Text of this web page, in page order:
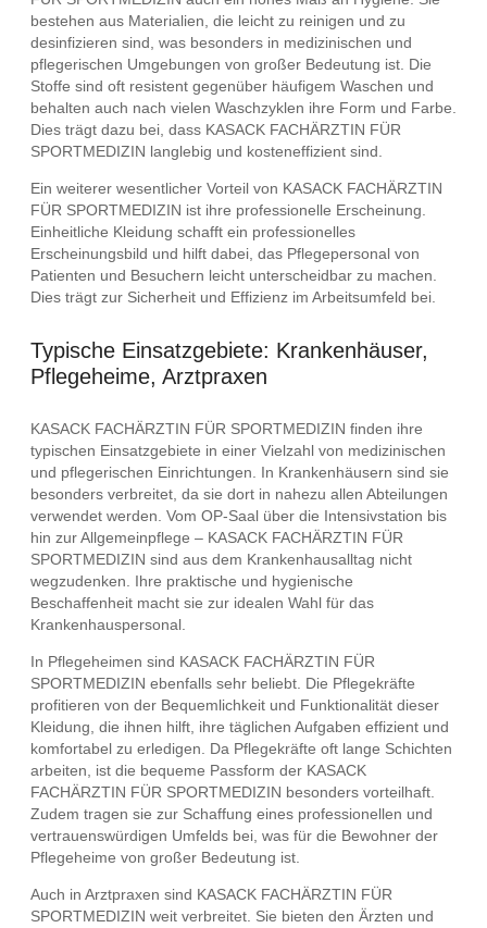
bestehen aus Materialien, die leicht zu reinigen und zu
desinfizieren sind, was besonders in medizinischen und
pflegerischen Umgebungen von großer Bedeutung ist. Die
Stoffe sind oft resistent gegenüber häufigem Waschen und
behalten auch nach vielen Waschzyklen ihre Form und Farbe.
Dies trägt dazu bei, dass KASACK FACHÄRZTIN FÜR
SPORTMEDIZIN langlebig und kosteneffizient sind.
Ein weiterer wesentlicher Vorteil von KASACK FACHÄRZTIN
FÜR SPORTMEDIZIN ist ihre professionelle Erscheinung.
Einheitliche Kleidung schafft ein professionelles
Erscheinungsbild und hilft dabei, das Pflegepersonal von
Patienten und Besuchern leicht unterscheidbar zu machen.
Dies trägt zur Sicherheit und Effizienz im Arbeitsumfeld bei.
Typische Einsatzgebiete: Krankenhäuser,
Pflegeheime, Arztpraxen
KASACK FACHÄRZTIN FÜR SPORTMEDIZIN finden ihre
typischen Einsatzgebiete in einer Vielzahl von medizinischen
und pflegerischen Einrichtungen. In Krankenhäusern sind sie
besonders verbreitet, da sie dort in nahezu allen Abteilungen
verwendet werden. Vom OP-Saal über die Intensivstation bis
hin zur Allgemeinpflege – KASACK FACHÄRZTIN FÜR
SPORTMEDIZIN sind aus dem Krankenhausalltag nicht
wegzudenken. Ihre praktische und hygienische
Beschaffenheit macht sie zur idealen Wahl für das
Krankenhauspersonal.
In Pflegeheimen sind KASACK FACHÄRZTIN FÜR
SPORTMEDIZIN ebenfalls sehr beliebt. Die Pflegekräfte
profitieren von der Bequemlichkeit und Funktionalität dieser
Kleidung, die ihnen hilft, ihre täglichen Aufgaben effizient und
komfortabel zu erledigen. Da Pflegekräfte oft lange Schichten
arbeiten, ist die bequeme Passform der KASACK
FACHÄRZTIN FÜR SPORTMEDIZIN besonders vorteilhaft.
Zudem tragen sie zur Schaffung eines professionellen und
vertrauenswürdigen Umfelds bei, was für die Bewohner der
Pflegeheime von großer Bedeutung ist.
Auch in Arztpraxen sind KASACK FACHÄRZTIN FÜR
SPORTMEDIZIN weit verbreitet. Sie bieten den Ärzten und